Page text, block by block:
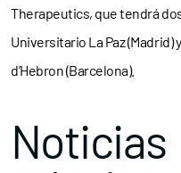
Therapeutics, que tendrá
Universitario La Paz (Madrid)
d’Hebron (Barcelona).
Noticias